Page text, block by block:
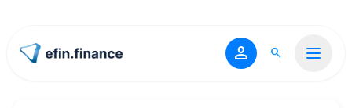
ไปหน้าแรก person search